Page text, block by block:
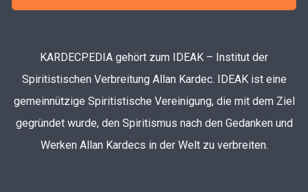
KARDECPEDIA gehört zum IDEAK – Institut der
Spiritistischen Verbreitung Allan Kardec. IDEAK ist eine
gemeinnützige Spiritistische Vereinigung, die mit dem Ziel
gegründet wurde, den Spiritismus nach den Gedanken und
Werken Allan Kardecs in der Welt zu verbreiten.